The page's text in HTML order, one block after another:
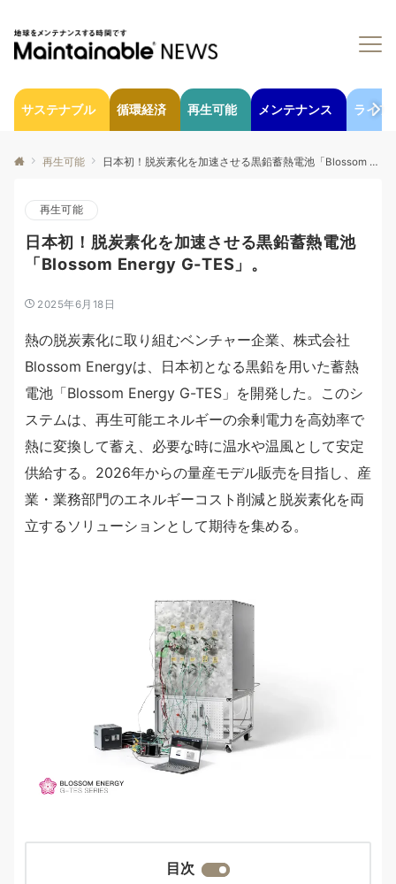
サステナブル 循環経済 再生可能 メンテナンス ライフ
再生可能 日本初！脱炭素化を加速させる黒鉛蓄熱電池「Blossom Energy G-TES」。
再生可能
日本初！脱炭素化を加速させる黒鉛蓄熱電池
「Blossom Energy G-TES」。
2025年6月18日
熱の脱炭素化に取り組むベンチャー企業、株式会社
Blossom Energyは、日本初となる黒鉛を用いた蓄熱
電池「Blossom Energy G-TES」を開発した。このシ
ステムは、再生可能エネルギーの余剰電力を高効率で
熱に変換して蓄え、必要な時に温水や温風として安定
供給する。2026年からの量産モデル販売を目指し、産
業・業務部門のエネルギーコスト削減と脱炭素化を両
立するソリューションとして期待を集める。
目次